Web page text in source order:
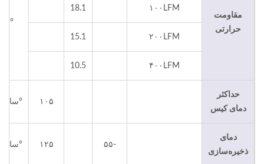
مقاومت
حرارتی
°C/W
۱۰۰LFM 18.1
۲۰۰LFM 15.1
۴۰۰LFM 10.5
حداکثر
دمای کیس
۱۰۵
دمای
ذخیره‌سازی
-۵۵ ۱۲۵